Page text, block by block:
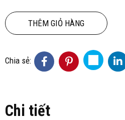
THÊM GIỎ HÀNG
Chia sẻ:
Chi tiết